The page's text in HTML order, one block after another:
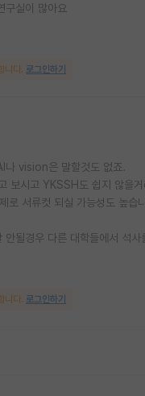
구실이 많아요
니다. 로그인하기
나 vision은 말할것도 없죠.
보시고 YKSSH도 쉽지 않을
로 서류컷 되실 가능성도 높습니
될경우 다른 대학들에서 석
니다. 로그인하기